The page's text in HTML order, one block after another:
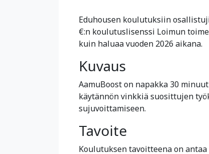
Eduhousen koulutuksiin
€:n koulutuslisenssi Loimun
kuin haluaa vuoden 2026 aikana.
Kuvaus
AamuBoost on napakka 30
käytännön vinkkiä suosittujen
sujuvoittamiseen.
Tavoite
Koulutuksen tavoitteena on